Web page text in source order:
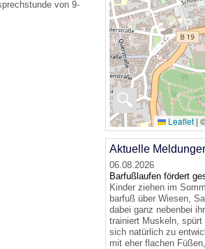
von 9-
🔍
Leaflet |
Aktuelle
06.08.2026
Barfußlaufen fördert
Kinder ziehen im
barfuß über Wiesen,
dabei ganz nebenbei
trainiert Muskeln,
sich natürlich zu
mit eher flachen